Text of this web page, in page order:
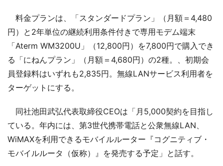
料金プランは、「スタンダードプラン」（月額＝4,480
円）と2年単位の継続利用条件付きで専用モデム端末
「Aterm WM3200U」（12,800円）を7,800円で購入でき
る「にねんプラン」（月額＝4,680円）の2種。、初期会
員登録料はいずれも2,835円。無線LANサービス利用者を
ターゲットにする。
同社池田武弘代表取締役CEOは「月5,000契約を目指し
ている。年内には、第3世代携帯電話と公衆無線LAN、
WiMAXを利用できるモバイルルーター『コグニティブ・
モバイルルータ（仮称）』を発売する予定」と話す。